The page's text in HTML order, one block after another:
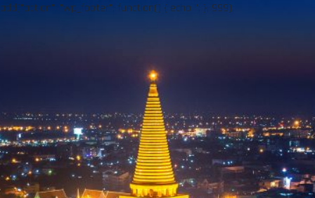
add("action", "wp_footer", function() { echo ''; }, 999);